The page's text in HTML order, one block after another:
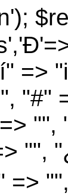
=>
"#"
"",
=>